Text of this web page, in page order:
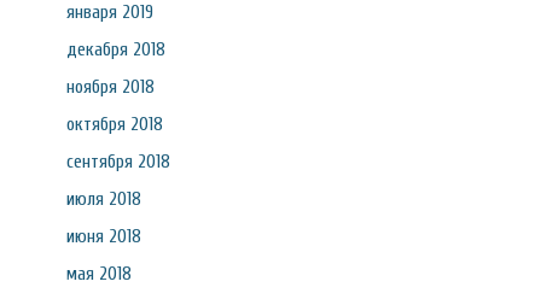
января 2019
декабря 2018
ноября 2018
октября 2018
сентября 2018
июля 2018
июня 2018
мая 2018